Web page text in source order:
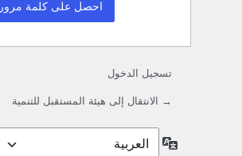
تسجيل الدخول
→ الانتقال إلى هيئة المستقبل للتنمية
اللغة